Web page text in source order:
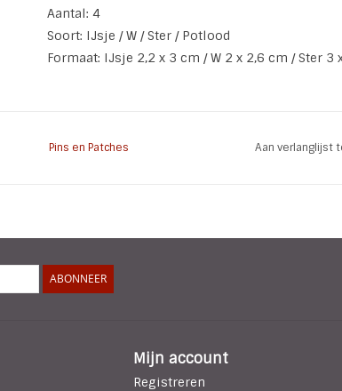
Aantal: 4
Soort: IJsje / W / Ster / Potlood
Formaat: IJsje 2,2 x 3 cm / W 2 x 2,6 cm / Ster
Pins en Patches Aan verlanglijst
ABONNEER
Mijn account
Registreren